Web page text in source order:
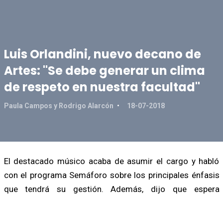
Luis Orlandini, nuevo decano de
Artes: "Se debe generar un clima
de respeto en nuestra facultad"
Paula Campos y Rodrigo Alarcón 18-07-2018
El destacado músico acaba de asumir el cargo y habló
con el programa Semáforo sobre los principales énfasis
que tendrá su gestión. Además, dijo que espera